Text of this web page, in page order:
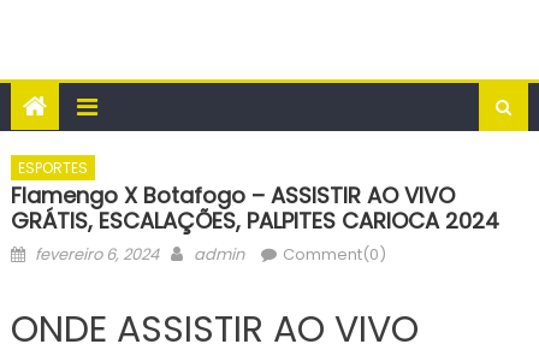
ESPORTES
Flamengo X Botafogo – ASSISTIR AO VIVO
GRÁTIS, ESCALAÇÕES, PALPITES CARIOCA 2024
Posted
fevereiro 6, 2024 Author
admin Comment(0)
ONDE ASSISTIR AO VIVO